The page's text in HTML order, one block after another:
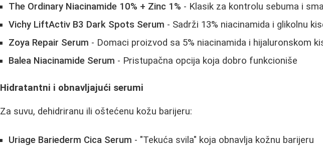
The Ordinary Niacinamide 10% + Zinc 1% - Klasik za kontrolu sebuma i
Vichy LiftActiv B3 Dark Spots Serum - Sadrži 13% niacinamida i glikolnu
Zoya Repair Serum - Domaci proizvod sa 5% niacinamida i hijaluronskom
Balea Niacinamide Serum - Pristupačna opcija koja dobro funkcioniše
Hidratantni i obnavljajući serumi
Za suvu, dehidriranu ili oštećenu kožu barijeru:
Uriage Bariederm Cica Serum - "Tekuća svila" koja obnavlja kožnu barijeru